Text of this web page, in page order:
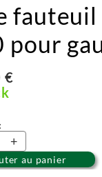
pour
€
+
au panier